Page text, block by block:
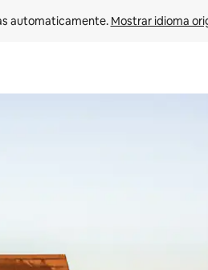
automaticamente. Mostrar idioma